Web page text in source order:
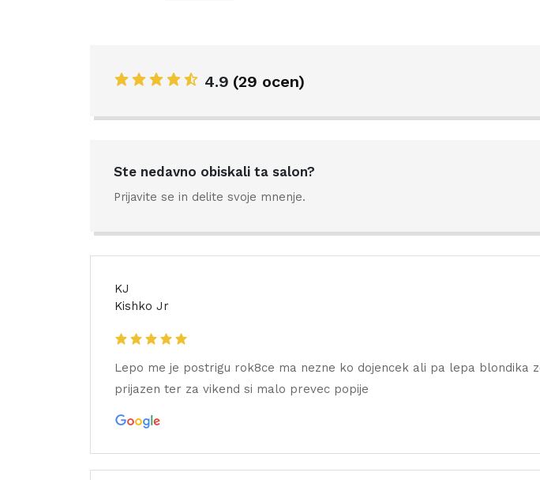
4.9 (29 ocen)
Ste nedavno obiskali ta salon?
Prijavite se in delite svoje mnenje.
KJ
Kishko Jr
Lepo me je postrigu rok8ce ma nezne ko dojencek ali pa lepa blondika
prijazen ter za vikend si malo prevec popije